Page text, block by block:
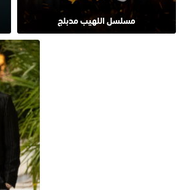
مسلسل اللهيب مدبلج